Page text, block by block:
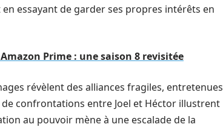
essayant de garder ses propres intérêts en
Prime : une saison 8 revisitée
révèlent des alliances fragiles, entretenues
confrontations entre Joel et Héctor illustrent
au pouvoir mène à une escalade de la